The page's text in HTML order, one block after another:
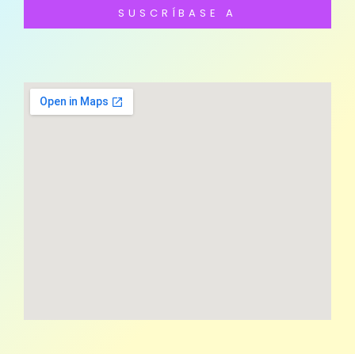
SUSCRÍBASE A